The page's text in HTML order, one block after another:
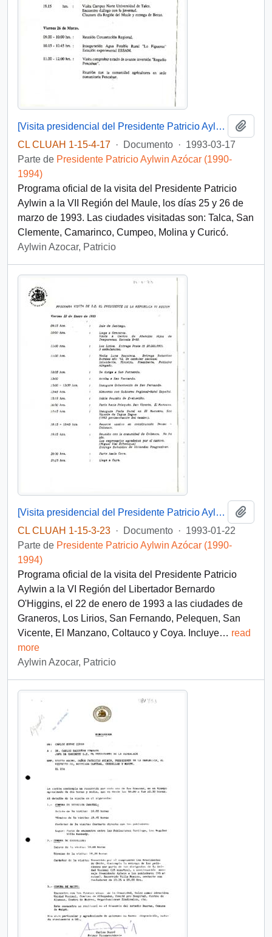
[Visita presidencial del Presidente Patricio Aylwin a la VII Región]
CL CLUAH 1-15-4-17 · Documento · 1993-03-17
Parte de Presidente Patricio Aylwin Azócar (1990-
1994)
Programa oficial de la visita del Presidente Patricio
Aylwin a la VII Región del Maule, los días 25 y 26 de
marzo de 1993. Las ciudades visitadas son: Talca, San
Clemente, Camarinco, Cumpeo, Molina y Curicó.
Aylwin Azocar, Patricio
[Visita presidencial del Presidente Patricio Aylwin a la VI Región]
CL CLUAH 1-15-3-23 · Documento · 1993-01-22
Parte de Presidente Patricio Aylwin Azócar (1990-
1994)
Programa oficial de la visita del Presidente Patricio
Aylwin a la VI Región del Libertador Bernardo
O'Higgins, el 22 de enero de 1993 a las ciudades de
Graneros, Los Lirios, San Fernando, Pelequen, San
Vicente, El Manzano, Coltauco y Coya. Incluye… read
more
Aylwin Azocar, Patricio